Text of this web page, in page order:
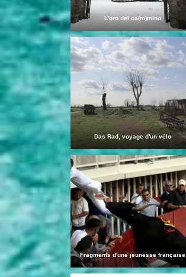
L'oro del ca(m)mino
Das Rad, voyage d'un vélo
Fragments d'une jeunesse française